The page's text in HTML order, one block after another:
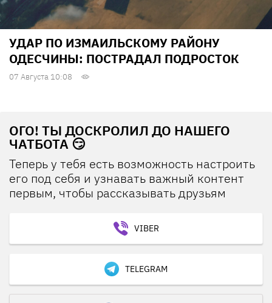
УДАР ПО ИЗМАИЛЬСКОМУ РАЙОНУ
ОДЕСЧИНЫ: ПОСТРАДАЛ ПОДРОСТОК
07 Августа 10:08
ОГО! ТЫ ДОСКРОЛИЛ ДО НАШЕГО
ЧАТБОТА 😏
Теперь у тебя есть возможность настроить
его под себя и узнавать важный контент
первым, чтобы рассказывать друзьям
VIBER
TELEGRAM